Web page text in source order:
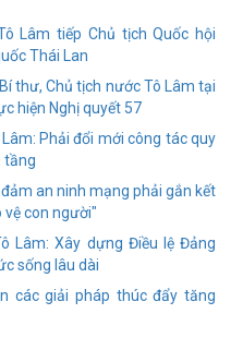
Lâm tiếp Chủ tịch Quốc hội
Thái Lan
thư, Chủ tịch nước Tô Lâm tại
hiện Nghị quyết 57
Phải đổi mới công tác quy
tầng
an ninh mạng phải gắn kết
vệ con người"
Lâm: Xây dựng Điều lệ Đảng
sống lâu dài
các giải pháp thúc đẩy tăng